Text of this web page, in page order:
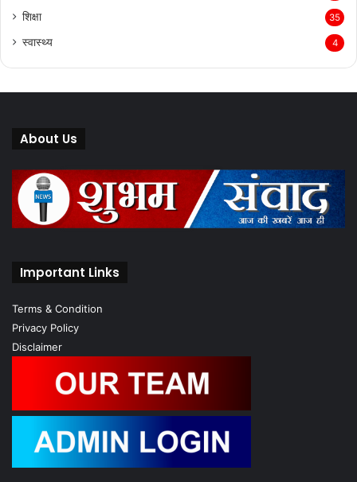
शिक्षा 35
स्वास्थ्य 4
About Us
Important Links
Terms & Condition
Privacy Policy
Disclaimer